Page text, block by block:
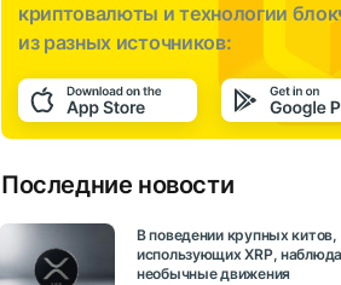
криптовалюты и технологии
из разных источников:
Последние новости
В поведении крупных китов,
использующих XRP,
необычные движения